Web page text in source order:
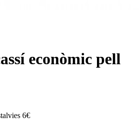
econòmic pell
6€